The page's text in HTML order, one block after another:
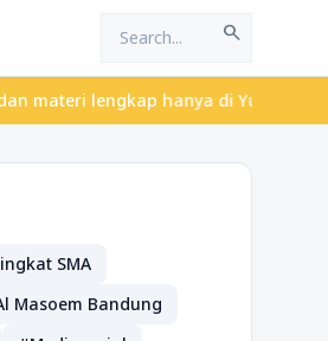
search
hanya di YukBelajar.com.
SMA
Masoem Bandung